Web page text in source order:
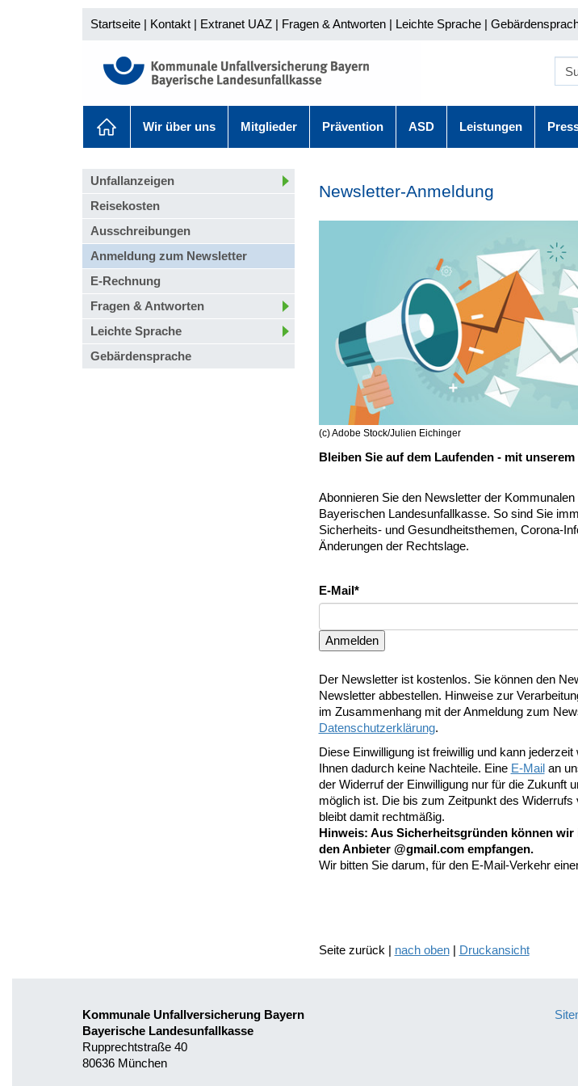
Startseite | Kontakt | Extranet UAZ | Fragen & Antworten | Leichte Sprache |
Wir über uns Mitglieder Prävention ASD Leistungen
Unfallanzeigen
Reisekosten
Ausschreibungen
Anmeldung zum Newsletter
E-Rechnung
Fragen & Antworten
Leichte Sprache
Gebärdensprache
Newsletter-Anmeldung
(c) Adobe Stock/Julien Eichinger
Bleiben Sie auf dem Laufenden - mit
Abonnieren Sie den Newsletter der
Bayerischen Landesunfallkasse. So sind Sie
Sicherheits- und Gesundheitsthemen, Corona-
Änderungen der Rechtslage.
E-Mail*
Anmelden
Der Newsletter ist kostenlos. Sie können den
Newsletter abbestellen. Hinweise zur
im Zusammenhang mit der Anmeldung zum
Datenschutzerklärung.
Diese Einwilligung ist freiwillig und kann
Ihnen dadurch keine Nachteile. Eine E-Mailan
der Widerruf der Einwilligung nur für die Zukunft
möglich ist. Die bis zum Zeitpunkt des
bleibt damit rechtmäßig.
Hinweis: Aus Sicherheitsgründen können wir
den Anbieter @gmail.com empfangen.
Wir bitten Sie darum, für den E-Mail-Verkehr
Seite zurück | nach oben| Druckansicht
Kommunale Unfallversicherung Bayern
Bayerische Landesunfallkasse
Rupprechtstraße 40
80636 München